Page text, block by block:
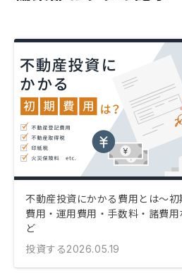
不動産投資にかかる費用とは〜初
費用・運用費用・手数料・諸費用
ど
投資する2026.05.19